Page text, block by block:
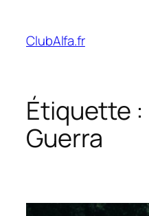
contenu
ClubAlfa.fr
Étiquette :
Guerra